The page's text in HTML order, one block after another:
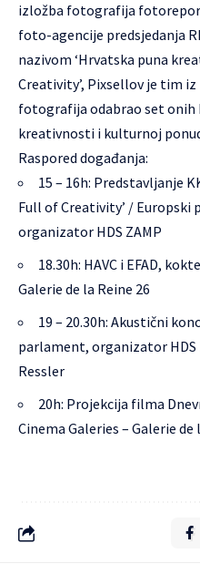
izložba fotografija
foto-agencije predsjedanja
nazivom ‘Hrvatska puna
Creativity’, Pixsellov je tim
fotografija odabrao set onih
kreativnosti i kulturnoj
Raspored događanja:
15 – 16h: Predstavljanje
Full of Creativity’ / Europski
organizator HDS ZAMP
18.30h: HAVC i EFAD,
Galerie de la Reine 26
19 – 20.30h: Akustični
parlament, organizator HDS
Ressler
20h: Projekcija filma
Cinema Galeries – Galerie